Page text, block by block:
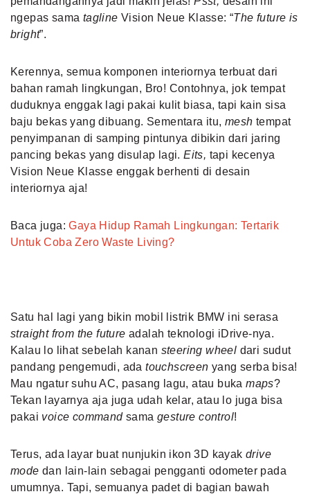
ngepas sama taglineVision Neue Klasse: “The future is
bright”.
Kerennya, semua komponen interiornya terbuat dari
bahan ramah lingkungan, Bro! Contohnya, jok tempat
duduknya enggak lagi pakai kulit biasa, tapi kain sisa
baju bekas yang dibuang. Sementara itu, mesh tempat
penyimpanan di samping pintunya dibikin dari jaring
pancing bekas yang disulap lagi.Eits, tapi kecenya
Vision Neue Klasse enggak berhenti di desain
interiornya aja!
Baca juga:Gaya Hidup Ramah Lingkungan: Tertarik
Untuk Coba Zero Waste Living?
Satu hal lagi yang bikin mobil listrik BMW ini serasa
straight from the future adalah teknologi iDrive-nya.
Kalau lo lihat sebelah kanan steering wheel dari sudut
pandang pengemudi, adatouchscreenyang serba bisa!
Mau ngatur suhu AC, pasang lagu, atau bukamaps?
Tekan layarnya aja juga udah kelar, atau lo juga bisa
pakai voice commandsamagesture control!
Terus, ada layar buat nunjukin ikon 3D kayak drive
mode dan lain-lain sebagai pengganti odometer pada
umumnya. Tapi, semuanya padet di bagian bawah